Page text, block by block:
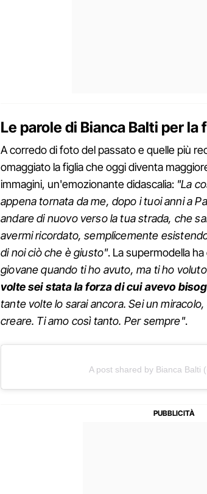
Le parole di Bianca Balti per la
A corredo di foto del passato e quelle più
omaggiato la figlia che oggi diventa
immagini, un'emozionante didascalia: "La
appena tornata da me, dopo i tuoi anni a
andare di nuovo verso la tua strada, che
avermi ricordato, semplicemente
di noi ciò che è giusto". La supermodella
giovane quando ti ho avuto, ma ti ho
volte sei stata la forza di cui avevo
tante volte lo sarai ancora. Sei un
creare. Ti amo così tanto. Per sempre".
A post shared by Bianca Balti